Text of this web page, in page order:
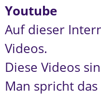
Youtube
Auf dieser
Videos.
Diese Videos
Man spricht